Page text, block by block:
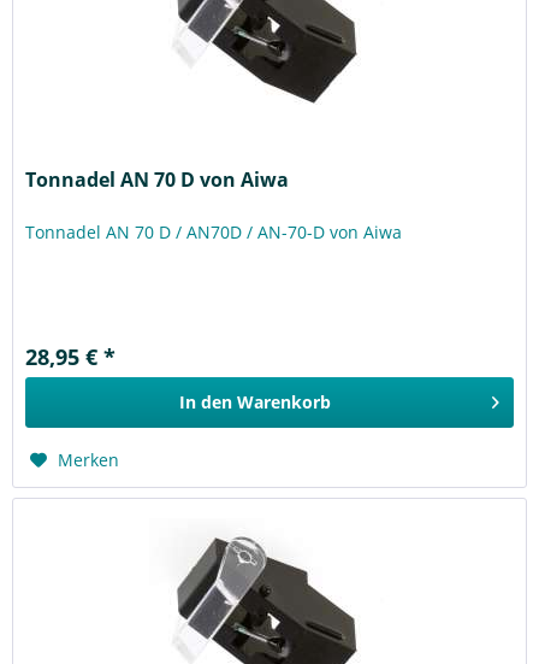
Tonnadel AN 70 D von Aiwa
Tonnadel AN 70 D / AN70D / AN-70-D von Aiwa
28,95 € *
In den Warenkorb
Merken